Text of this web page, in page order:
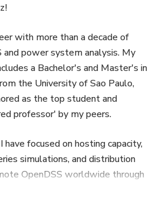
with more than a decade of
and power system analysis. My
a Bachelor's and Master's in
the University of Sao Paulo,
as the top student and
professor' by my peers.
have focused on hosting capacity,
simulations, and distribution
OpenDSS worldwide through
and researchers maximize the